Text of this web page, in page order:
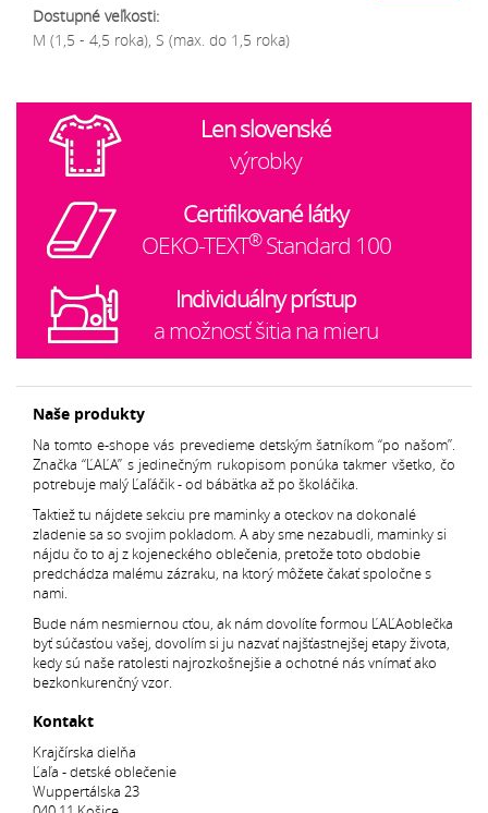
Dostupné veľkosti:
M (1,5 - 4,5 roka), S (max. do 1,5 roka)
Len slovenské
výrobky
Certifikované látky
OEKO-TEXT®Standard 100
Individuálny prístup
a možnosť šitia na mieru
Naše produkty
Na tomto e-shope vás prevedieme detským šatníkom “po našom”.
Značka “ĽAĽA” s jedinečným rukopisom ponúka takmer všetko, čo
potrebuje malý Ľaľáčik - od bábätka až po školáčika.
Taktiež tu nájdete sekciu pre maminky a oteckov na dokonalé
zladenie sa so svojim pokladom. A aby sme nezabudli, maminky si
nájdu čo to aj z kojeneckého oblečenia, pretože toto obdobie
predchádza malému zázraku, na ktorý môžete čakať spoločne s
nami.
Bude nám nesmiernou cťou, ak nám dovolíte formou ĽAĽAoblečka
byť súčasťou vašej, dovolím si ju nazvať najšťastnejšej etapy života,
kedy sú naše ratolesti najrozkošnejšie a ochotné nás vnímať ako
bezkonkurenčný vzor.
Kontakt
Krajčírska dielňa
Ľaľa - detské oblečenie
Wuppertálska 23